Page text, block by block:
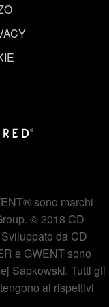
nel menu
sono marchi
© 2018 CD
da CD
e GWENT sono
Sapkowski. Tutti gli
ai rispettivi